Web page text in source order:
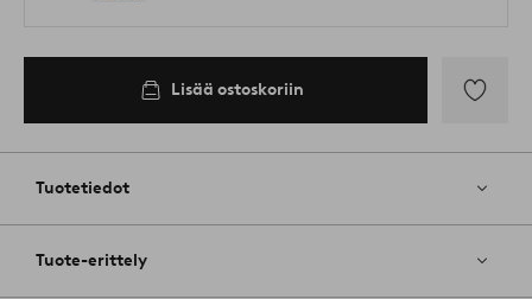
Lisää ostoskoriin
Tuotetiedot
Tuote-erittely